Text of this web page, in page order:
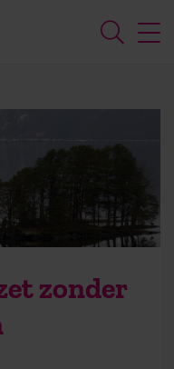
zonder